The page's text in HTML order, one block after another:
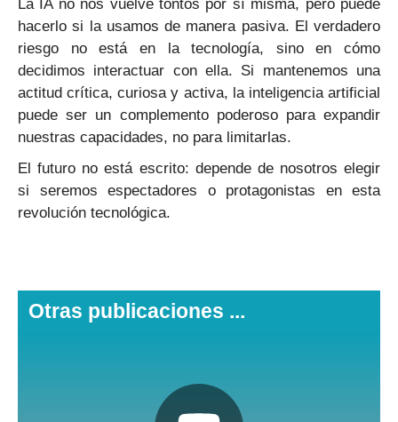
La IA no nos vuelve tontos por sí misma, pero puede
hacerlo si la usamos de manera pasiva. El verdadero
riesgo no está en la tecnología, sino en cómo
decidimos interactuar con ella. Si mantenemos una
actitud crítica, curiosa y activa, la inteligencia artificial
puede ser un complemento poderoso para expandir
nuestras capacidades, no para limitarlas.
El futuro no está escrito: depende de nosotros elegir
si seremos espectadores o protagonistas en esta
revolución tecnológica.
Otras publicaciones ...